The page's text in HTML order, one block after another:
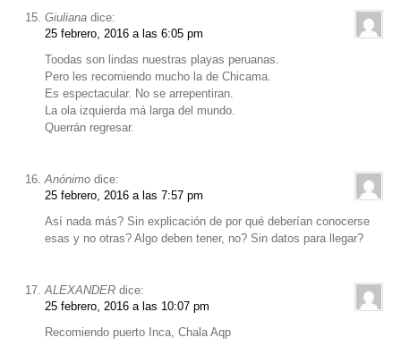
Giuliana dice:
25 febrero, 2016 a las 6:05 pm
Toodas son lindas nuestras playas peruanas.
Pero les recomiendo mucho la de Chicama.
Es espectacular. No se arrepentiran.
La ola izquierda má larga del mundo.
Querrán regresar.
Anónimo dice:
25 febrero, 2016 a las 7:57 pm
Así nada más? Sin explicación de por qué deberían conocerse
esas y no otras? Algo deben tener, no? Sin datos para llegar?
ALEXANDER dice:
25 febrero, 2016 a las 10:07 pm
Recomiendo puerto Inca, Chala Aqp